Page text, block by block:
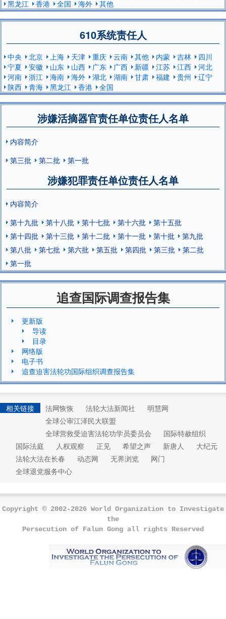
黑龙江
香港 全国 海外 其他
610系统责任人
中央 北京 上海 天津 重庆 云南 其他 内蒙 吉林
四川
宁夏
安徽 山东 山西 广东 广西 新疆 江苏 江西
河北
河南
浙江 海南 海外 湖北 湖南 甘肃 福建 贵州
辽宁
陕西
青海 黑龙江 香港 全国
涉嫌活摘器官责任单位责任人名单
内容简介
第三批
第二批 第一批
涉嫌犯罪责任单位责任人名单
内容简介
第十九批
第十八批 第十七批 第十六批
第十五批
第十四批
第十三批 第十二批 第十一批 第十批
第九批
第八批
第七批 第六批 第五批 第四批 第三批
第二批
第一批
追查国际调查报告集
更新版
导读
目录
网络版
电子书
追查迫害法轮功国际组织调查报告集
相关链接 法网恢恢 法轮大法新闻社
明慧网
全球公审江泽民大联盟
全球营救受迫害法轮功学员委员会
国际特赦组织
国际法庭
人权观察 正见 希望之声 新唐人
大纪元
法轮大法在长春
动态网 无界浏览
网门
全球退党服务中心
Copyright © 2002-2026 World Organization to Investigate
the
Persecution of Falun Gong all rights Reserved